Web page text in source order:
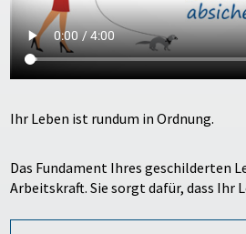
Ihr Leben ist rundum in Ordnung.
Das Fundament Ihres geschilderten
Arbeitskraft. Sie sorgt dafür, dass Ihr